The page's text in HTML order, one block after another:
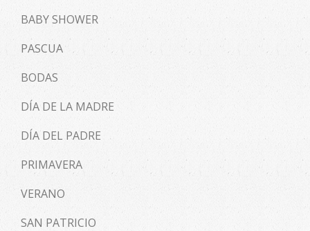
BABY SHOWER
PASCUA
BODAS
DÍA DE LA MADRE
DÍA DEL PADRE
PRIMAVERA
VERANO
SAN PATRICIO